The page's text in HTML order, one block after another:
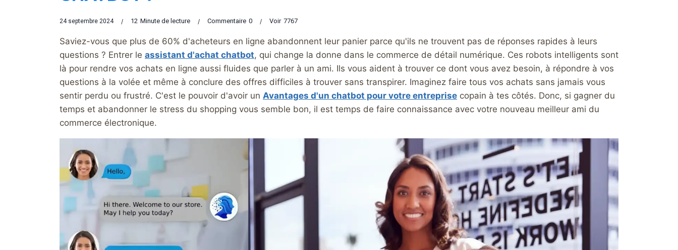
24 septembre 2024 12 Minute de lecture 0
Commentaire 7767
Voir
Saviez-vous que plus de 60% d'acheteurs en ligne abandonnent leur panier parce qu'ils ne trouvent pas de réponses rapides à leurs
questions ? Entrer le assistant d'achat chatbot, qui change la donne dans le commerce de détail numérique. Ces robots intelligents sont
là pour rendre vos achats en ligne aussi fluides que parler à un ami. Ils vous aident à trouver ce dont vous avez besoin, à répondre à vos
questions à la volée et même à conclure des offres difficiles à trouver sans transpirer. Imaginez faire tous vos achats sans jamais vous
sentir perdu ou frustré. C'est le pouvoir d'avoir un Avantages d'un chatbot pour votre entreprise copain à tes côtés. Donc, si gagner du
temps et abandonner le stress du shopping vous semble bon, il est temps de faire connaissance avec votre nouveau meilleur ami du
commerce électronique.